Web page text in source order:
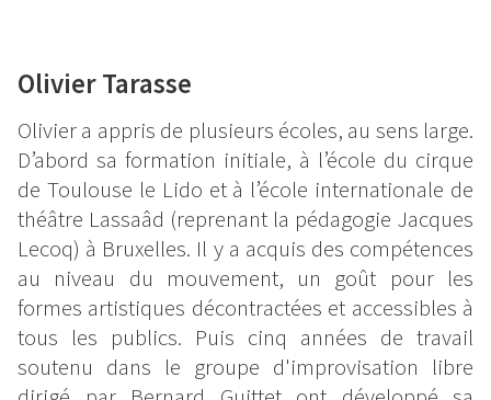
Olivier Tarasse
Olivier a appris de plusieurs écoles, au sens large.
D’abord sa formation initiale, à l’école du cirque
de Toulouse le Lido et à l’école internationale de
théâtre Lassaâd (reprenant la pédagogie Jacques
Lecoq) à Bruxelles. Il y a acquis des compétences
au niveau du mouvement, un goût pour les
formes artistiques décontractées et accessibles à
tous les publics. Puis cinq années de travail
soutenu dans le groupe d'improvisation libre